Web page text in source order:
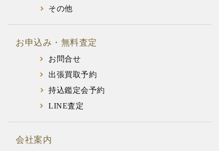
その他
お申込み・無料査定
お問合せ
出張買取予約
持込鑑定会予約
LINE査定
会社案内